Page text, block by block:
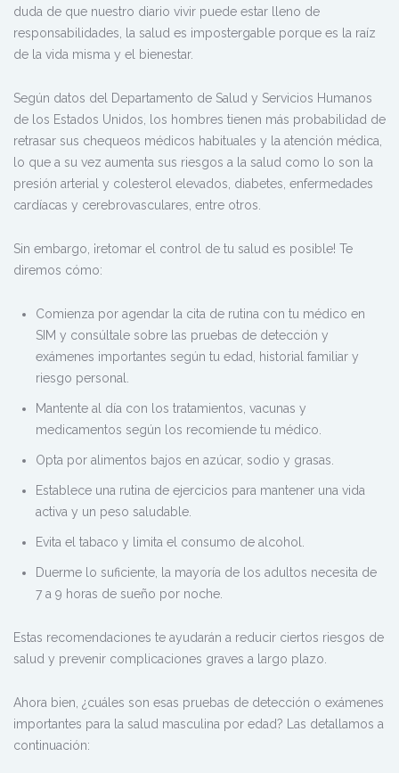
duda de que nuestro diario vivir puede estar lleno de
responsabilidades, la salud es impostergable porque es la raíz
de la vida misma y el bienestar.
Según datos del Departamento de Salud y Servicios Humanos
de los Estados Unidos, los hombres tienen más probabilidad de
retrasar sus chequeos médicos habituales y la atención médica,
lo que a su vez aumenta sus riesgos a la salud como lo son la
presión arterial y colesterol elevados, diabetes, enfermedades
cardíacas y cerebrovasculares, entre otros.
Sin embargo, ¡retomar el control de tu salud es posible! Te
diremos cómo:
Comienza por agendar la cita de rutina con tu médico en
SIM y consúltale sobre las pruebas de detección y
exámenes importantes según tu edad, historial familiar y
riesgo personal.
Mantente al día con los tratamientos, vacunas y
medicamentos según los recomiende tu médico.
Opta por alimentos bajos en azúcar, sodio y grasas.
Establece una rutina de ejercicios para mantener una vida
activa y un peso saludable.
Evita el tabaco y limita el consumo de alcohol.
Duerme lo suficiente, la mayoría de los adultos necesita de
7 a 9 horas de sueño por noche.
Estas recomendaciones te ayudarán a reducir ciertos riesgos de
salud y prevenir complicaciones graves a largo plazo.
Ahora bien, ¿cuáles son esas pruebas de detección o exámenes
importantes para la salud masculina por edad? Las detallamos a
continuación: